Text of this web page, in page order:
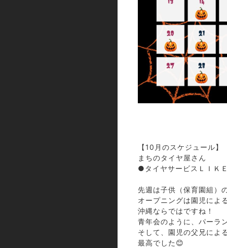
【10月のスケジュール】
まちのタイヤ屋さん
●タイヤサービスＬＩＫ
先週は子供（保育園組）
オープニングは園児によ
沖縄ならではですね！
青年会のように、パーラ
そして、園児の父兄によ
最高でした😊